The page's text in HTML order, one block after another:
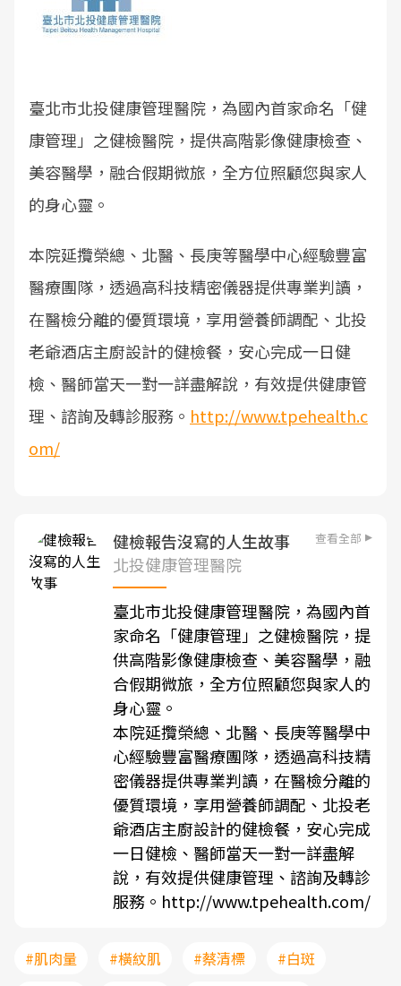
臺北市北投健康管理醫院，為國內首家命名「健
康管理」之健檢醫院，提供高階影像健康檢查、
美容醫學，融合假期微旅，全方位照顧您與家人
的身心靈。
本院延攬榮總、北醫、長庚等醫學中心經驗豐富
醫療團隊，透過高科技精密儀器提供專業判讀，
在醫檢分離的優質環境，享用營養師調配、北投
老爺酒店主廚設計的健檢餐，安心完成一日健
檢、醫師當天一對一詳盡解說，有效提供健康管
理、諮詢及轉診服務。 http://www.tpehealth.c
om/
健檢報告沒寫的人生故事 查看全部
北投健康管理醫院
臺北市北投健康管理醫院，為國內首
家命名「健康管理」之健檢醫院，提
供高階影像健康檢查、美容醫學，融
合假期微旅，全方位照顧您與家人的
身心靈。
本院延攬榮總、北醫、長庚等醫學中
心經驗豐富醫療團隊，透過高科技精
密儀器提供專業判讀，在醫檢分離的
優質環境，享用營養師調配、北投老
爺酒店主廚設計的健檢餐，安心完成
一日健檢、醫師當天一對一詳盡解
說，有效提供健康管理、諮詢及轉診
服務。 http://www.tpehealth.com/
#肌肉量 #橫紋肌 #蔡清標
#白斑